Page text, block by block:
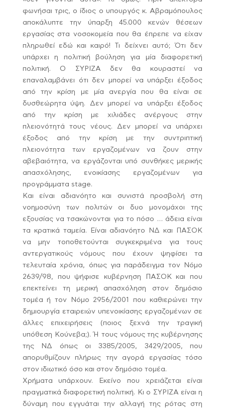
φωνήσαι τρις, ο ίδιος ο υπουργός κ. Αβραμόπουλος
αποκάλυπτε την ύπαρξη 45.000 κενών θέσεων
εργασίας στα νοσοκομεία που θα έπρεπε να είχαν
πληρωθεί εδώ και καιρό! Τι δείχνει αυτό; Ότι δεν
υπάρχει η πολιτική βούληση για μία διαφορετική
πολιτική. Ο ΣΥΡΙΖΑ δεν θα κουραστεί να
επαναλαμβάνει ότι δεν μπορεί να υπάρξει έξοδος
από την κρίση με μία ανεργία που θα είναι σε
δυσθεώρητα ύψη. Δεν μπορεί να υπάρξει έξοδος
από την κρίση με χιλιάδες ανέργους στην
πλειονότητά τους νέους. Δεν μπορεί να υπάρχει
έξοδος από την κρίση με την συντριπτική
πλειονότητα των εργαζομένων να ζουν στην
αβεβαιότητα, να εργάζονται υπό συνθήκες μερικής
απασχόλησης, ενοικίασης εργαζομένων για
προγράμματα stage.
Και είναι αδιανόητο και συνιστά προσβολή στη
νοημοσύνη των πολιτών οι δυο μονομάχοι της
εξουσίας να τσακώνονται για το πόσο … άδεια είναι
τα κρατικά ταμεία. Είναι αδιανόητο ΝΔ και ΠΑΣΟΚ
να μην τοποθετούνται συγκεκριμένα για τους
αντεργατικούς νόμους που έχουν ψηφίσει τα
τελευταία χρόνια, όπως για παράδειγμα τον Νόμο
2639/98, που ψήφισε κυβέρνηση ΠΑΣΟΚ και που
επεκτείνει τη μερική απασχόληση στον δημόσιο
τομέα ή τον Νόμο 2956/2001 που καθιερώνει την
δημιουργία εταιρειών υπενοικίασης εργαζομένων σε
άλλες επιχειρήσεις (ποιος ξεχνά την τραγική
υπόθεση Κούνεβα;). Ή τους νόμους της κυβέρνησης
της ΝΔ όπως οι 3385/2005, 3429/2005, που
απορυθμίζουν πλήρως την αγορά εργασίας τόσο
στον ιδιωτικό όσο και στον δημόσιο τομέα.
Χρήματα υπάρχουν. Εκείνο που χρειάζεται είναι
πραγματικά διαφορετική πολιτική. Κι ο ΣΥΡΙΖΑ είναι η
δύναμη που εγγυάται την αλλαγή της ρότας στη